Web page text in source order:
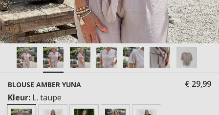
BLOUSE AMBER YUNA
€ 29,99
Kleur: L. taupe